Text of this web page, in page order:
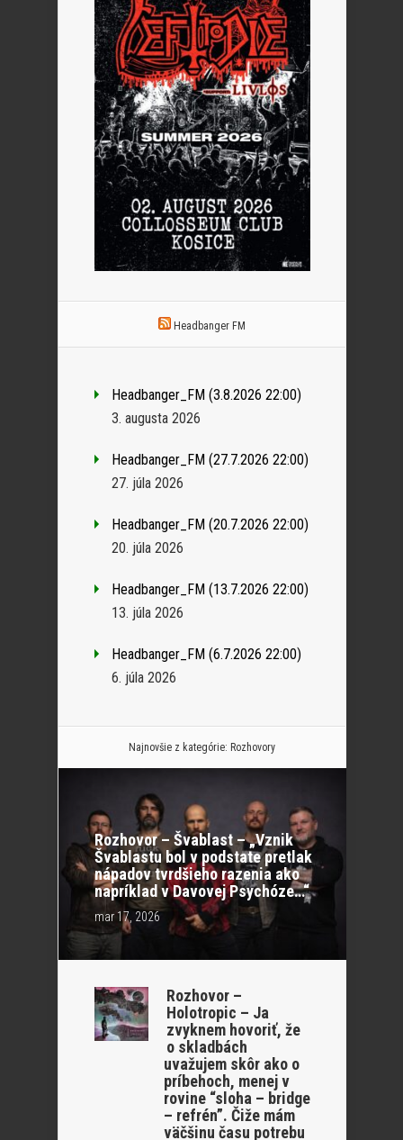
Headbanger FM
Headbanger_FM (3.8.2026 22:00)
3. augusta 2026
Headbanger_FM (27.7.2026 22:00)
27. júla 2026
Headbanger_FM (20.7.2026 22:00)
20. júla 2026
Headbanger_FM (13.7.2026 22:00)
13. júla 2026
Headbanger_FM (6.7.2026 22:00)
6. júla 2026
Najnovšie z kategórie: Rozhovory
Rozhovor – Švablast – „Vznik
Švablastu bol v podstate pretlak
nápadov tvrdšieho razenia ako
napríklad v Davovej Psychóze…“
mar 17, 2026
Rozhovor –
Holotropic – Ja
zvyknem hovoriť, že
o skladbách
uvažujem skôr ako o
príbehoch, menej v
rovine “sloha – bridge
– refrén”. Čiže mám
väčšinu času potrebu